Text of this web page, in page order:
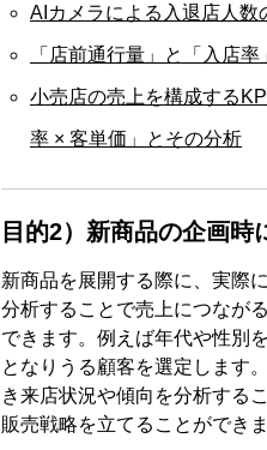
AIカメラによる入退店人数
「店前通行量」と「入店率
小売店の売上を構成する
率 × 客単価」とその分析
目的2）新商品の企画
新商品を展開する際に、実際
分析することで売上につなが
できます。例えば年代や性別
となりうる顧客を選定します
き来店状況や傾向を分析する
販売戦略を立てることができま